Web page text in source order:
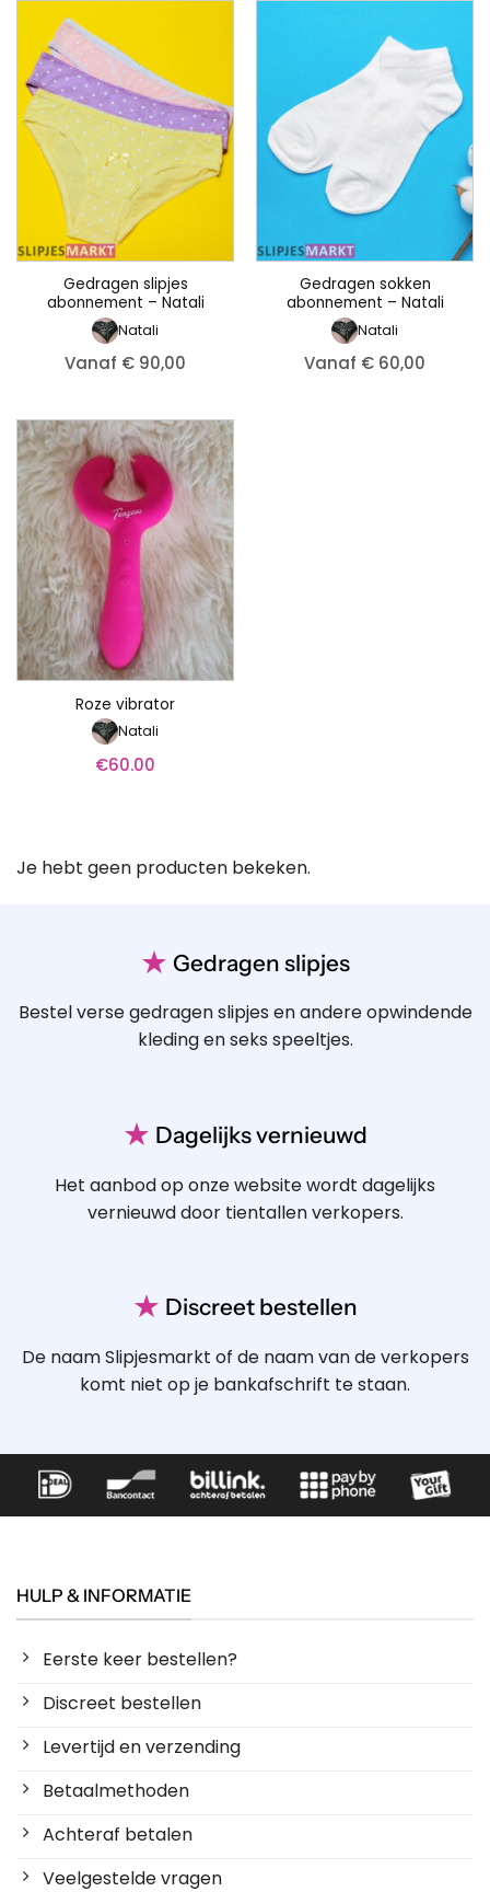
Gedragen slipjes
abonnement – Natali
Natali
Vanaf € 90,00
Gedragen sokken
abonnement – Natali
Natali
Vanaf € 60,00
Roze vibrator
Natali
€60.00
Je hebt geen producten bekeken.
★ Gedragen slipjes
Bestel verse gedragen slipjes en andere opwindende
kleding en seks speeltjes.
★ Dagelijks vernieuwd
Het aanbod op onze website wordt dagelijks
vernieuwd door tientallen verkopers.
★ Discreet bestellen
De naam Slipjesmarkt of de naam van de verkopers
komt niet op je bankafschrift te staan.
HULP & INFORMATIE
Eerste keer bestellen?
Discreet bestellen
Levertijd en verzending
Betaalmethoden
Achteraf betalen
Veelgestelde vragen